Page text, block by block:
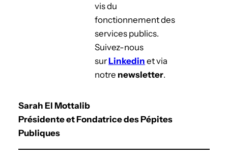
vis du
fonctionnement des
services publics.
Suivez-nous
surLinkedin et via
notre newsletter.
Sarah El Mottalib
Présidente et Fondatrice des Pépites
Publiques